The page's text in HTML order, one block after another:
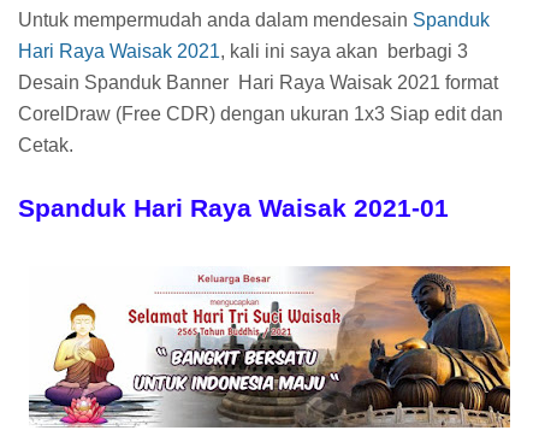
Untuk mempermudah anda dalam mendesain Spanduk
Hari Raya Waisak 2021, kali ini saya akan berbagi 3
Desain Spanduk Banner Hari Raya Waisak 2021 format
CorelDraw (Free CDR) dengan ukuran 1x3 Siap edit dan
Cetak.
Spanduk Hari Raya Waisak 2021-01